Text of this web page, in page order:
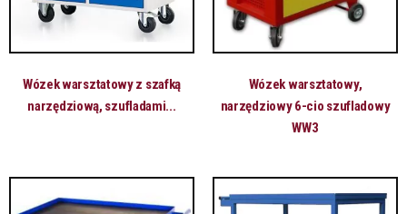
Wózek warsztatowy z szafką
narzędziową, szufladami...
Wózek warsztatowy,
narzędziowy 6-cio szufladowy
WW3